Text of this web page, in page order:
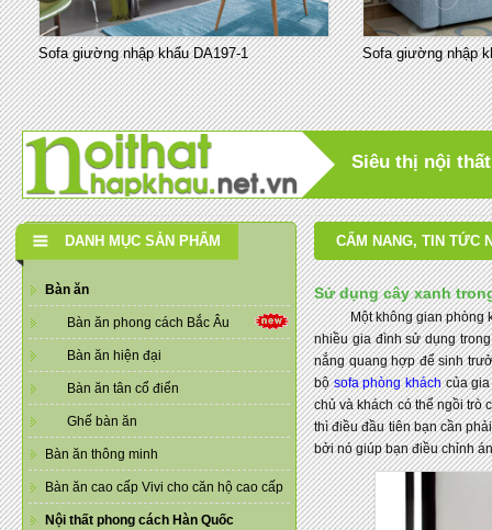
Sofa giường nhập khẩu DA197-1 Sofa giường nhập
Siêu thị nội
DANH MỤC SẢN PHẨM
Bàn ăn
Bàn ăn phong cách Bắc Âu
Bàn ăn hiện đại
Bàn ăn tân cổ điển
Ghế bàn ăn
Bàn ăn thông minh
Bàn ăn cao cấp Vivi cho căn hộ cao cấp
Nội thất phong cách Hàn Quốc
CẨM NANG, TIN TỨC
Sử dụng cây xanh
Một không gian phòng
nhiều gia đình sử dụng
nắng quang hợp để sinh
bộsofa phòng kháchcủa gia
chủ và khách có thể ngồi trò
thì điều đầu tiên bạn cần
bởi nó giúp bạn điều chỉnh